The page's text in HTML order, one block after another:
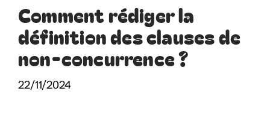
Comment rédiger la
définition des clauses de
non-concurrence ?
22/11/2024